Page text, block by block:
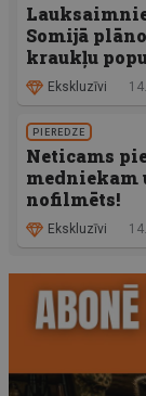
Somijā
kraukļu
Ekskluzīvi
PIEREDZE
Neticams
medniekam
nofilmēts!
Ekskluzīvi